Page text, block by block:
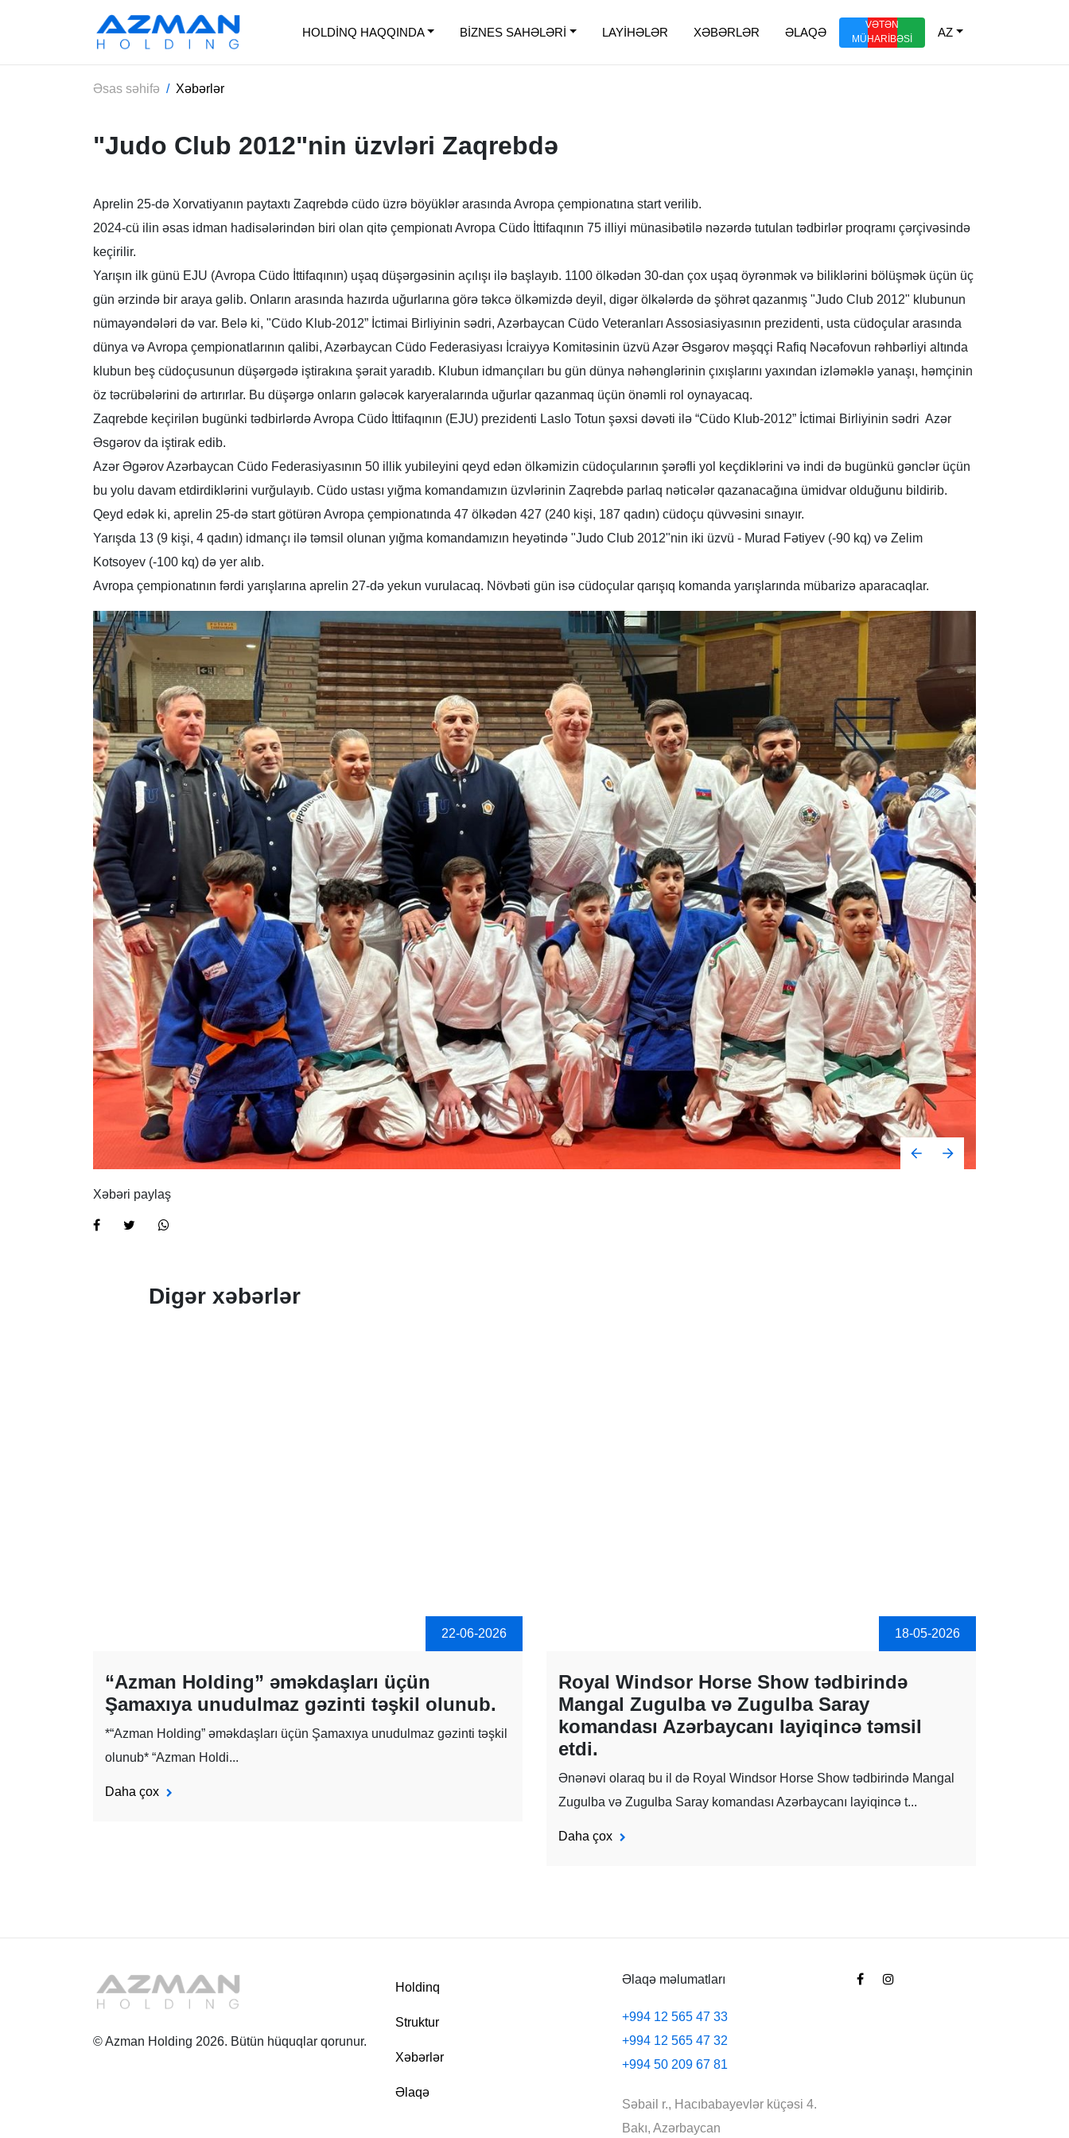
HOLDİNQ HAQQINDA BİZNES SAHƏLƏRİ LAYİHƏLƏR XƏBƏRLƏR ƏLAQƏ
VƏTƏN
MÜHARİBƏSİ
AZ
Əsas səhifə Xəbərlər
"Judo Club 2012"nin üzvləri Zaqrebdə
Aprelin 25-də Xorvatiyanın paytaxtı Zaqrebdə cüdo üzrə böyüklər arasında Avropa çempionatına start verilib.
2024-cü ilin əsas idman hadisələrindən biri olan qitə çempionatı Avropa Cüdo İttifaqının 75 illiyi münasibətilə nəzərdə tutulan tədbirlər proqramı çərçivəsində
keçirilir.
Yarışın ilk günü EJU (Avropa Cüdo İttifaqının) uşaq düşərgəsinin açılışı ilə başlayıb. 1100 ölkədən 30-dan çox uşaq öyrənmək və biliklərini bölüşmək üçün üç
gün ərzində bir araya gəlib. Onların arasında hazırda uğurlarına görə təkcə ölkəmizdə deyil, digər ölkələrdə də şöhrət qazanmış "Judo Club 2012" klubunun
nümayəndələri də var. Belə ki, "Cüdo Klub-2012” İctimai Birliyinin sədri, Azərbaycan Cüdo Veteranları Assosiasiyasının prezidenti, usta cüdoçular arasında
dünya və Avropa çempionatlarının qalibi, Azərbaycan Cüdo Federasiyası İcraiyyə Komitəsinin üzvü Azər Əsgərov məşqçi Rafiq Nəcəfovun rəhbərliyi altında
klubun beş cüdoçusunun düşərgədə iştirakına şərait yaradıb. Klubun idmançıları bu gün dünya nəhənglərinin çıxışlarını yaxından izləməklə yanaşı, həmçinin
öz təcrübələrini də artırırlar. Bu düşərgə onların gələcək karyeralarında uğurlar qazanmaq üçün önəmli rol oynayacaq.
Zaqrebde keçirilən bugünki tədbirlərdə Avropa Cüdo İttifaqının (EJU) prezidenti Laslo Totun şəxsi dəvəti ilə “Cüdo Klub-2012” İctimai Birliyinin sədri Azər
Əsgərov da iştirak edib.
Azər Əgərov Azərbaycan Cüdo Federasiyasının 50 illik yubileyini qeyd edən ölkəmizin cüdoçularının şərəfli yol keçdiklərini və indi də bugünkü gənclər üçün
bu yolu davam etdirdiklərini vurğulayıb. Cüdo ustası yığma komandamızın üzvlərinin Zaqrebdə parlaq nəticələr qazanacağına ümidvar olduğunu bildirib.
Qeyd edək ki, aprelin 25-də start götürən Avropa çempionatında 47 ölkədən 427 (240 kişi, 187 qadın) cüdoçu qüvvəsini sınayır.
Yarışda 13 (9 kişi, 4 qadın) idmançı ilə təmsil olunan yığma komandamızın heyətində "Judo Club 2012"nin iki üzvü - Murad Fətiyev (-90 kq) və Zelim
Kotsoyev (-100 kq) də yer alıb.
Avropa çempionatının fərdi yarışlarına aprelin 27-də yekun vurulacaq. Növbəti gün isə cüdoçular qarışıq komanda yarışlarında mübarizə aparacaqlar.
Xəbəri paylaş
Digər xəbərlər
22-06-2026
“Azman Holding” əməkdaşları üçün
Şamaxıya unudulmaz gəzinti təşkil olunub.
*“Azman Holding” əməkdaşları üçün Şamaxıya unudulmaz gəzinti təşkil
olunub* “Azman Holdi...
Daha çox
18-05-2026
Royal Windsor Horse Show tədbirində
Mangal Zugulba və Zugulba Saray
komandası Azərbaycanı layiqincə təmsil
etdi.
Ənənəvi olaraq bu il də Royal Windsor Horse Show tədbirində Mangal
Zugulba və Zugulba Saray komandası Azərbaycanı layiqincə t...
Daha çox
© Azman Holding 2026. Bütün hüquqlar qorunur.
Holdinq
Struktur
Xəbərlər
Əlaqə
Əlaqə məlumatları
+994 12 565 47 33
+994 12 565 47 32
+994 50 209 67 81
Səbail r., Hacıbabayevlər küçəsi 4.
Bakı, Azərbaycan